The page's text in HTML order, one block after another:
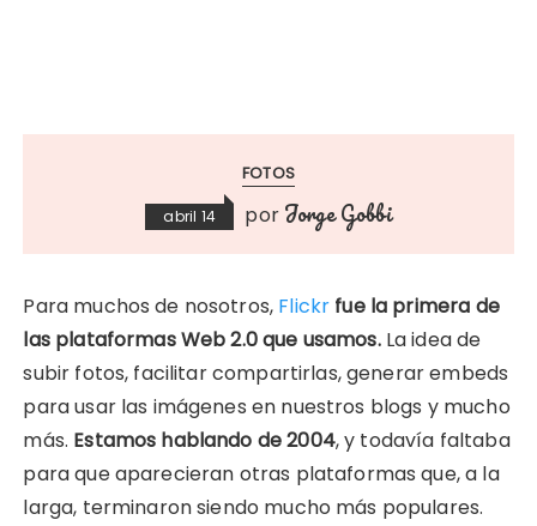
FOTOS
abril 14 por Jorge Gobbi
Para muchos de nosotros, Flickr fue la primera de
las plataformas Web 2.0 que usamos.La idea de
subir fotos, facilitar compartirlas, generar embeds
para usar las imágenes en nuestros blogs y mucho
más. Estamos hablando de 2004, y todavía faltaba
para que aparecieran otras plataformas que, a la
larga, terminaron siendo mucho más populares.